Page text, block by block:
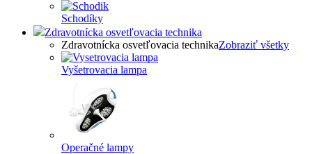
Schodíky
Zdravotnícka osvetľovacia technika
Zdravotnícka osvetľovacia technikaZobraziť všetky
Vyšetrovacia lampa
Operačné lampy